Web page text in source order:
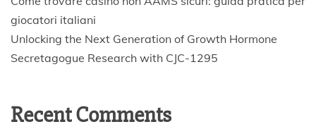
giocatori italiani
Unlocking the Next Generation of Growth Hormone
Secretagogue Research with CJC-1295
Recent Comments